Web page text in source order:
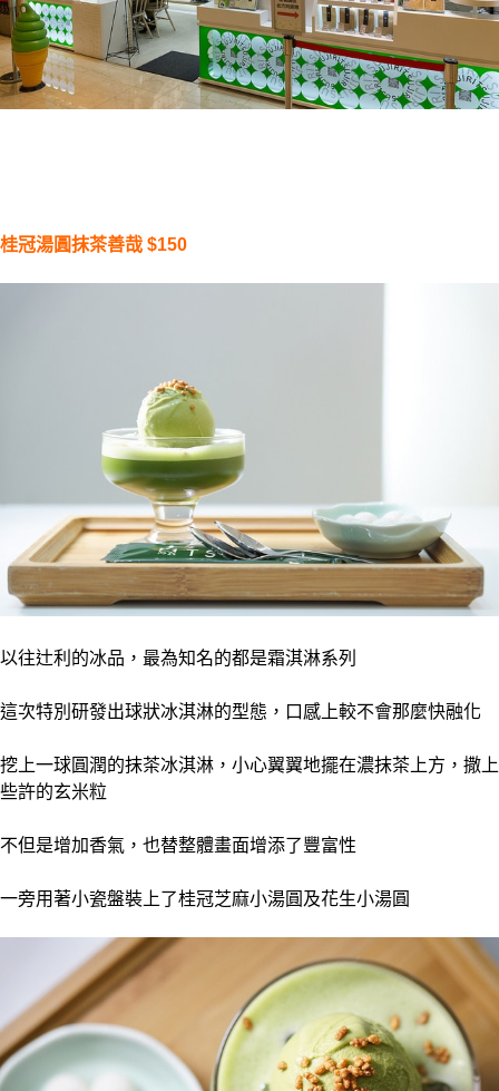
桂冠湯圓抹茶善哉 $150
以往辻利的冰品，最為知名的都是霜淇淋系列
這次特別研發出球狀冰淇淋的型態，口感上較不會那麼快融化
挖上一球圓潤的抹茶冰淇淋，小心翼翼地擺在濃抹茶上方，撒上
些許的玄米粒
不但是增加香氣，也替整體畫面增添了豐富性
一旁用著小瓷盤裝上了桂冠芝麻小湯圓及花生小湯圓